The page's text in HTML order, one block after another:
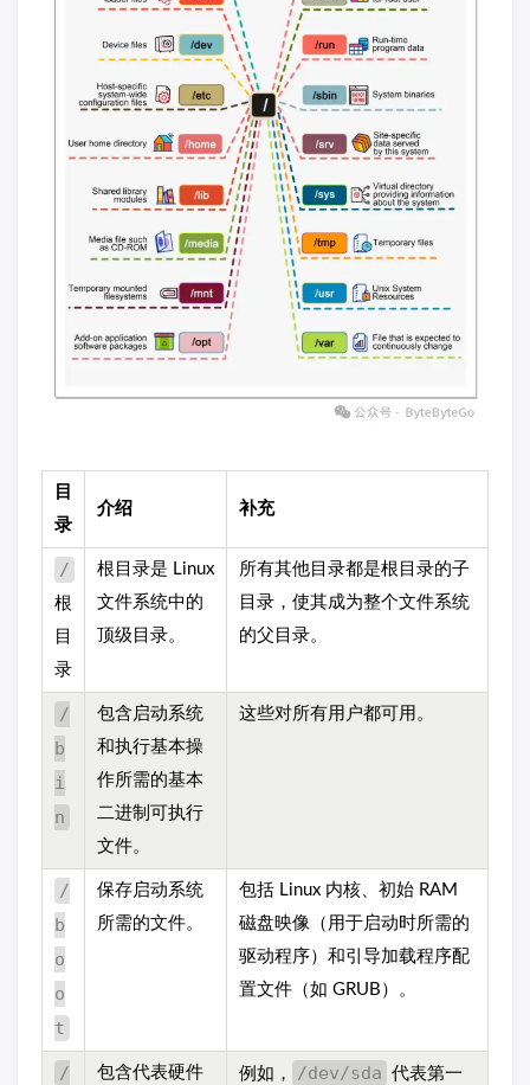
目
录
介绍 补充
/
根
目
录
根目录是 Linux
文件系统中的
顶级目录。
所有其他目录都是根目录的子
目录，使其成为整个文件系统
的父目录。
/
b
i
n
包含启动系统
和执行基本操
作所需的基本
二进制可执行
文件。
这些对所有用户都可用。
/
b
o
o
t
保存启动系统
所需的文件。
包括 Linux 内核、初始 RAM
磁盘映像（用于启动时所需的
驱动程序）和引导加载程序配
置文件（如 GRUB）。
/ 包含代表硬件 例如， /dev/sda 代表第一